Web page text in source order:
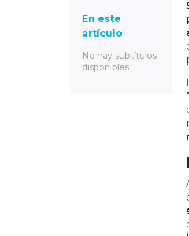
En este
artículo
No hay subtítulos
disponibles